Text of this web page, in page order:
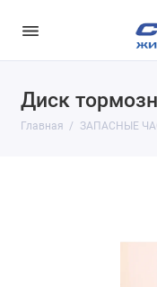
Диск
Главная ЗАПАСНЫЕ